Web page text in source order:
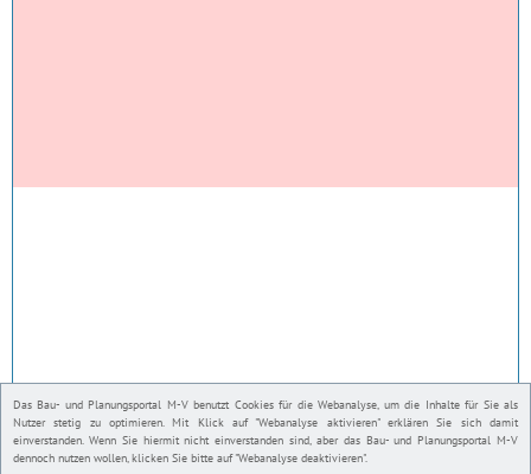
Das Bau- und Planungsportal M-V benutzt Cookies für die Webanalyse, um die Inhalte für Sie als
Nutzer stetig zu optimieren. Mit Klick auf "Webanalyse aktivieren" erklären Sie sich damit
einverstanden. Wenn Sie hiermit nicht einverstanden sind, aber das Bau- und Planungsportal M-V
dennoch nutzen wollen, klicken Sie bitte auf "Webanalyse deaktivieren".